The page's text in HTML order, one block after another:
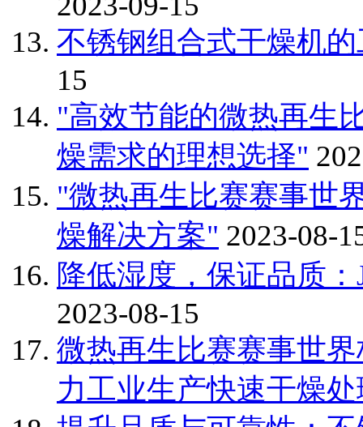
不锈钢组合式干燥机
15
"高效节能的微热再生
燥需求的理想选择"
"微热再生比赛赛事世
燥解决方案" 2023-08-
降低湿度，保证品质
2023-08-15
微热再生比赛赛事世
力工业生产快速干燥